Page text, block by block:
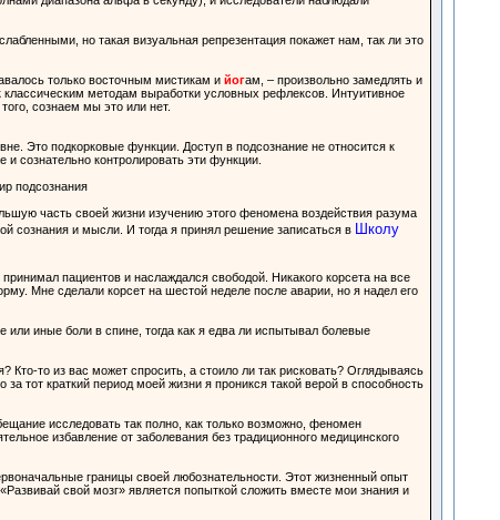
но такая визуальная репрезентация покажет нам, так ли это
только восточным мистикам и йогам, – произвольно замедлять и
методам выработки условных рефлексов. Интуитивное
сознаем мы это или нет.
Это подкорковые функции. Доступ в подсознание не относится к
сознательно контролировать эти функции.
подсознания
часть своей жизни изучению этого феномена воздействия разума
сознания и мысли. И тогда я принял решение записаться в Школу
пациентов и наслаждался свободой. Никакого корсета на все
Мне сделали корсет на шестой неделе после аварии, но я надел его
иные боли в спине, тогда как я едва ли испытывал болевые
то из вас может спросить, а стоило ли так рисковать? Оглядываясь
тот краткий период моей жизни я проникся такой верой в способность
исследовать так полно, как только возможно, феномен
избавление от заболевания без традиционного медицинского
границы своей любознательности. Этот жизненный опыт
свой мозг» является попыткой сложить вместе мои знания и